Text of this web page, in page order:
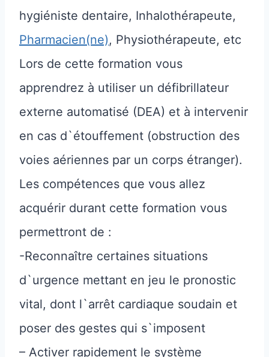
hygiéniste dentaire, Inhalothérapeute,
Pharmacien(ne), Physiothérapeute, etc
Lors de cette formation vous
apprendrez à utiliser un défibrillateur
externe automatisé (DEA) et à intervenir
en cas d`étouffement (obstruction des
voies aériennes par un corps étranger).
Les compétences que vous allez
acquérir durant cette formation vous
permettront de :
-Reconnaître certaines situations
d`urgence mettant en jeu le pronostic
vital, dont l`arrêt cardiaque soudain et
poser des gestes qui s`imposent
– Activer rapidement le système